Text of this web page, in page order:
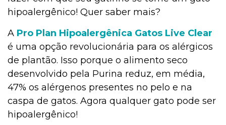
hipoalergênico! Quer saber mais?
A Pro Plan Hipoalergênica Gatos Live Clear
é uma opção revolucionária para os alérgicos
de plantão. Isso porque o alimento seco
desenvolvido pela Purina reduz, em média,
47% os alérgenos presentes no pelo e na
caspa de gatos. Agora qualquer gato pode ser
hipoalergênico!